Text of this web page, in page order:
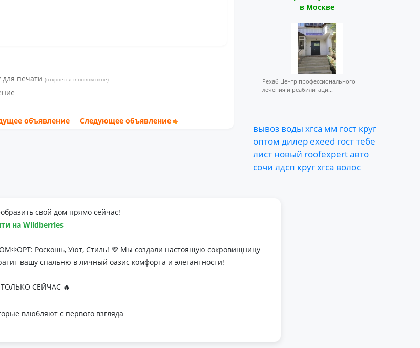
печати (откроется в новом окне)
объявление Следующее объявление
в Москве
Рехаб Центр профессионального
лечения и реабилитаци...
вывоз воды хгса мм гост круг
оптом дилер exeed госттебе
лист новый roofexpertавто
сочи лдсп кругхгса волос
свой дом прямо сейчас!
на Wildberries
Роскошь, Уют, Стиль! 💜 Мы создали настоящую сокровищницу
вашу спальню в личный оазис комфорта и элегантности!
СЕЙЧАС 🔥
влюбляют с первого взгляда